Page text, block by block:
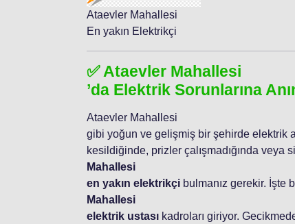
Ataevler Mahallesi
En yakın Elektrikçi
✅ Ataevler Mahallesi
’da Elektrik Sorunlarına
Ataevler Mahallesi
gibi yoğun ve gelişmiş bir şehirde elektrik
kesildiğinde, prizler çalışmadığında veya
Mahallesi
en yakın elektrikçi bulmanız gerekir. İşte
Mahallesi
elektrik ustası kadroları giriyor.